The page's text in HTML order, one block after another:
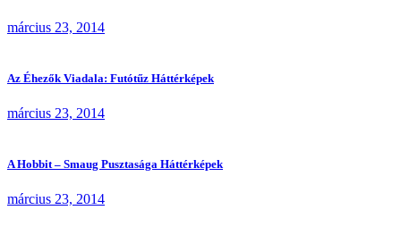
március 23, 2014
Az Éhezők Viadala: Futótűz Háttérképek
március 23, 2014
A Hobbit – Smaug Pusztasága Háttérképek
március 23, 2014